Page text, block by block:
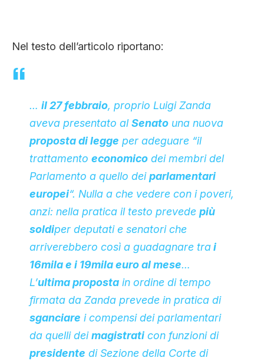
Nel testo dell’articolo riportano:
… il 27 febbraio, proprio Luigi Zanda
aveva presentato alSenato una nuova
proposta di legge per adeguare “il
trattamento economico dei membri del
Parlamento a quello deiparlamentari
europei“. Nulla a che vedere con i poveri,
anzi: nella pratica il testo prevede più
soldiper deputati e senatori che
arriverebbero così a guadagnare trai
16mila e i 19mila euro al mese…
L’ultima proposta in ordine di tempo
firmata da Zanda prevede in pratica di
sganciare i compensi dei parlamentari
da quelli deimagistrati con funzioni di
presidente di Sezione della Corte di